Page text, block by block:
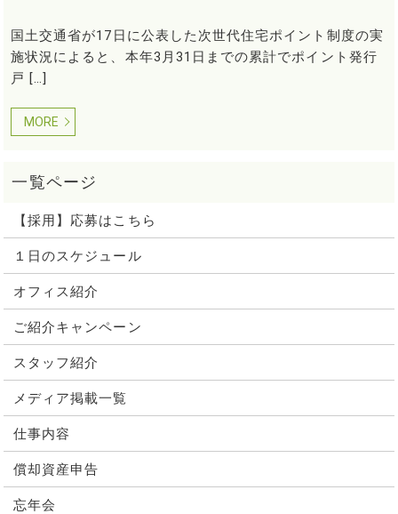
国土交通省が17日に公表した次世代住宅ポイント制度の実
施状況によると、本年3月31日までの累計でポイント発行
戸 […]
MORE
【採用】応募はこちら
１日のスケジュール
オフィス紹介
ご紹介キャンペーン
スタッフ紹介
メディア掲載一覧
仕事内容
償却資産申告
忘年会